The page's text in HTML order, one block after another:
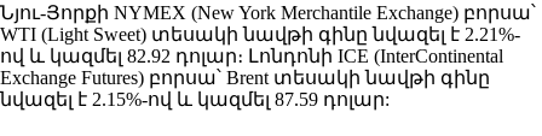
Նյու-Յորքի NYMEХ (New York Merchantile Exchange) բորսա՝
WTI (Light Sweet) տեսակի նավթի գինը նվազել է 2.21%-
ով և կազմել 82.92 դոլար։ Լոնդոնի IСE (InterContinental
Exchange Futures) բորսա՝ Brent տեսակի նավթի գինը
նվազել է 2.15%-ով և կազմել 87.59 դոլար: